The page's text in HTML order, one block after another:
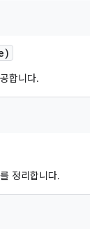
합니다.
정리합니다.